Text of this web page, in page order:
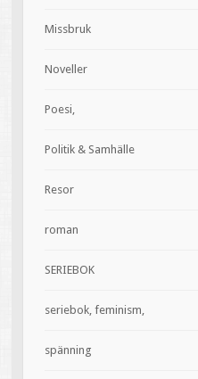
Missbruk
Noveller
Poesi,
Politik & Samhälle
Resor
roman
SERIEBOK
seriebok, feminism,
spänning